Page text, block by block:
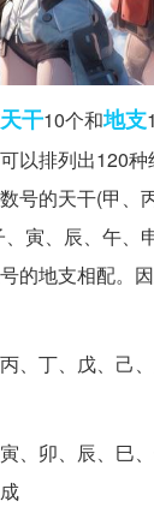
天干10个和地支
以排列出120种
号的天干(甲、
寅、辰、午、
的地支相配。
、丁、戊、己
、卯、辰、巳、